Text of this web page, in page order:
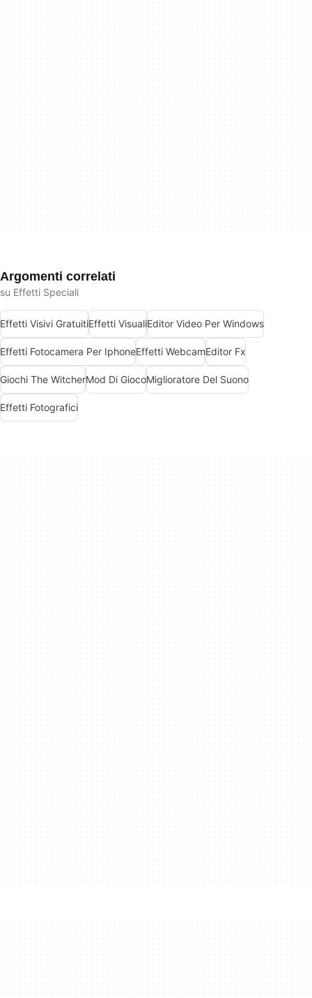
Argomenti correlati
su Effetti Speciali
Effetti Visivi GratuitiEffetti VisualiEditor Video Per Windows
Effetti Fotocamera Per IphoneEffetti WebcamEditor Fx
Giochi The WitcherMod Di GiocoMiglioratore Del Suono
Effetti Fotografici